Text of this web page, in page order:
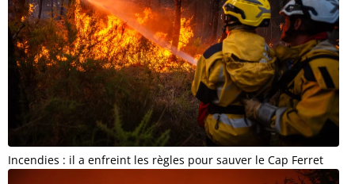
Incendies : il a enfreint les règles pour sauver le Cap Ferret